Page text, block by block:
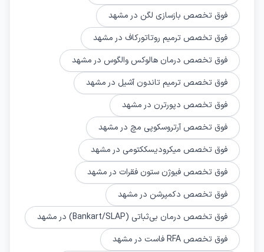
فوق تخصص بازسازی لگن در مشهد
فوق تخصص ترمیم روتاتورکاف در مشهد
فوق تخصص درمان هالوکس والگوس در مشهد
فوق تخصص ترمیم تاندون آشیل در مشهد
فوق تخصص دپورترن در مشهد
فوق تخصص آرتروسکوپی مچ در مشهد
فوق تخصص میکرودیسککتومی در مشهد
فوق تخصص فیوژن ستون فقرات در مشهد
فوق تخصص دکمپرشن در مشهد
فوق تخصص درمان بی‌ثباتی (Bankart/SLAP) در مشهد
فوق تخصص RFA فاست در مشهد